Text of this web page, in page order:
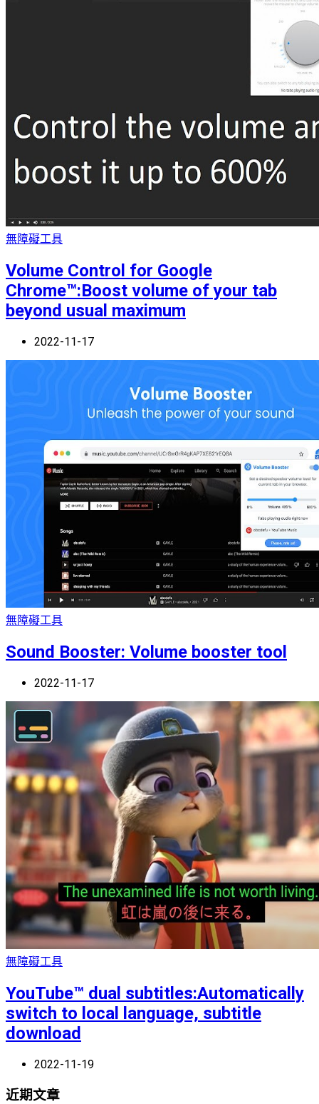
無障礙工具
Volume Control for Google
Chrome™:Boost volume of your tab
beyond usual maximum
2022-11-17
無障礙工具
Sound Booster: Volume booster tool
2022-11-17
無障礙工具
YouTube™ dual subtitles:Automatically
switch to local language, subtitle
download
2022-11-19
近期文章